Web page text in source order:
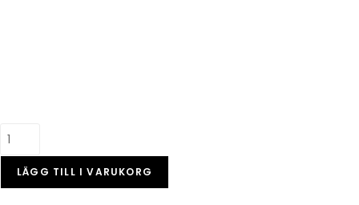
LÄGG TILL I VARUKORG